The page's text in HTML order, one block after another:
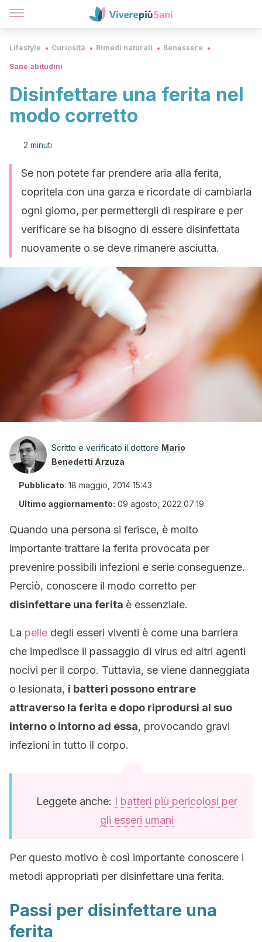
Lifestyle Curiosità Rimedi naturali Benessere
Sane abitudini
Disinfettare una ferita nel
modo corretto
2 minuti
Se non potete far prendere aria alla ferita,
copritela con una garza e ricordate di cambiarla
ogni giorno, per permettergli di respirare e per
verificare se ha bisogno di essere disinfettata
nuovamente o se deve rimanere asciutta.
Scritto e verificato il dottore Mario
Benedetti Arzuza
Pubblicato: 18 maggio, 2014 15:43
Ultimo aggiornamento: 09 agosto, 2022 07:19
Quando una persona si ferisce, è molto
importante trattare la ferita provocata per
prevenire possibili infezioni e serie conseguenze.
Perciò, conoscere il modo corretto per
disinfettare una ferita è essenziale.
La pelle degli esseri viventi è come una barriera
che impedisce il passaggio di virus ed altri agenti
nocivi per il corpo. Tuttavia, se viene danneggiata
o lesionata, i batteri possono entrare
attraverso la ferita e dopo riprodursi al suo
interno o intorno ad essa, provocando gravi
infezioni in tutto il corpo.
Leggete anche: I batteri più pericolosi per
gli esseri umani
Per questo motivo è così importante conoscere i
metodi appropriati per disinfettare una ferita.
Passi per disinfettare una
ferita